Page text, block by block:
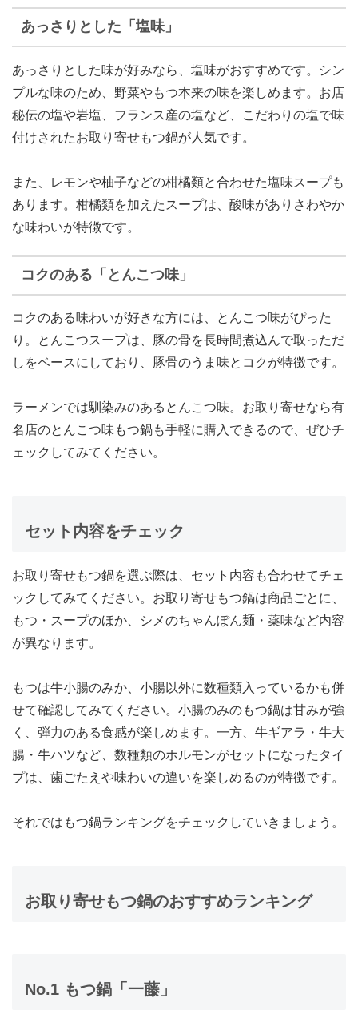
あっさりとした「塩味」
あっさりとした味が好みなら、塩味がおすすめです。シン
プルな味のため、野菜やもつ本来の味を楽しめます。お店
秘伝の塩や岩塩、フランス産の塩など、こだわりの塩で味
付けされたお取り寄せもつ鍋が人気です。
また、レモンや柚子などの柑橘類と合わせた塩味スープも
あります。柑橘類を加えたスープは、酸味がありさわやか
な味わいが特徴です。
コクのある「とんこつ味」
コクのある味わいが好きな方には、とんこつ味がぴった
り。とんこつスープは、豚の骨を長時間煮込んで取っただ
しをベースにしており、豚骨のうま味とコクが特徴です。
ラーメンでは馴染みのあるとんこつ味。お取り寄せなら有
名店のとんこつ味もつ鍋も手軽に購入できるので、ぜひチ
ェックしてみてください。
セット内容をチェック
お取り寄せもつ鍋を選ぶ際は、セット内容も合わせてチェ
ックしてみてください。お取り寄せもつ鍋は商品ごとに、
もつ・スープのほか、シメのちゃんぽん麺・薬味など内容
が異なります。
もつは牛小腸のみか、小腸以外に数種類入っているかも併
せて確認してみてください。小腸のみのもつ鍋は甘みが強
く、弾力のある食感が楽しめます。一方、牛ギアラ・牛大
腸・牛ハツなど、数種類のホルモンがセットになったタイ
プは、歯ごたえや味わいの違いを楽しめるのが特徴です。
それではもつ鍋ランキングをチェックしていきましょう。
お取り寄せもつ鍋のおすすめランキング
No.1 もつ鍋「一藤」